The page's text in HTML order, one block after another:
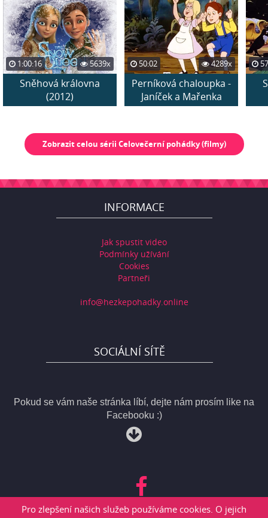
Pro zlepšení našich služeb používáme cookies. O jejich
1:00:16 5639x
Sněhová královna
(2012)
50:02 4289x
Perníková chaloupka -
Janíček a Mařenka
Zobrazit celou sérii Celovečerní pohádky (filmy)
INFORMACE
Jak spustit video
Podmínky užívání
Cookies
Partneři
info@hezkepohadky.online
SOCIÁLNÍ SÍTĚ
Pokud se vám naše stránka líbí, dejte nám prosím like na
Facebooku :)